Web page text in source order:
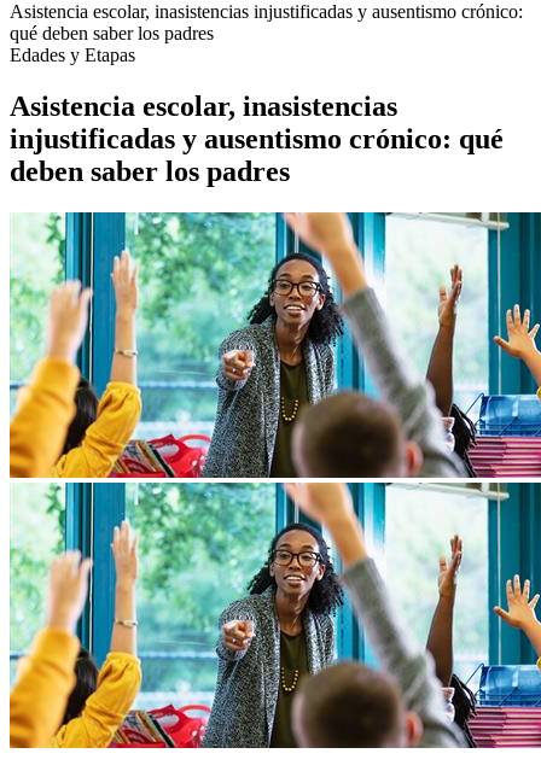
Asistencia escolar, inasistencias injustificadas y ausentismo crónico:
qué deben saber los padres
Edades y Etapas
Asistencia escolar, inasistencias
injustificadas y ausentismo crónico: qué
deben saber los padres